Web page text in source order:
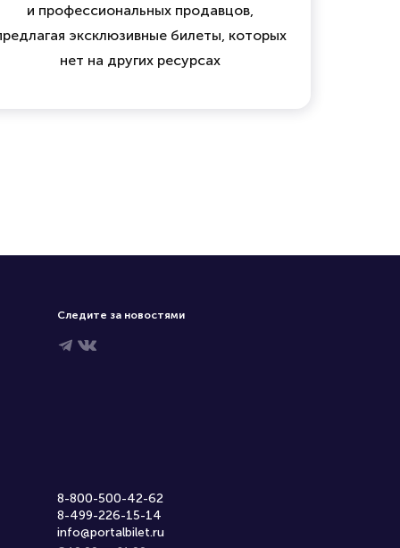
и профессиональных продавцов,
эксклюзивные билеты, которых
нет на других ресурсах
Следите за новостями
8-800-500-42-62
8-499-226-15-14
info@portalbilet.ru